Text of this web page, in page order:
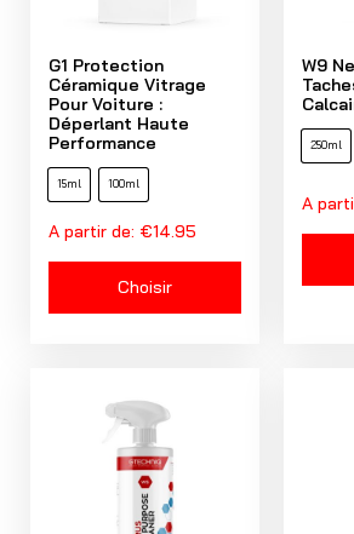
G1 Protection
Céramique Vitrage
Pour Voiture :
Déperlant Haute
Performance
15ml 100ml
A partir de: €14.95
Choisir
W9
250ml
A